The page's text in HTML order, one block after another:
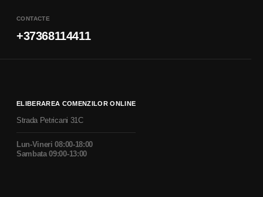
CONTACTE
+37368114411
ELIBERAREA COMENZILOR ONLINE
Strada Petricani 31C
Lun-Vineri 08:00-18:00
Sambata 09:00-13:00